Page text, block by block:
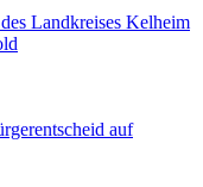
Landkreises Kelheim
auf